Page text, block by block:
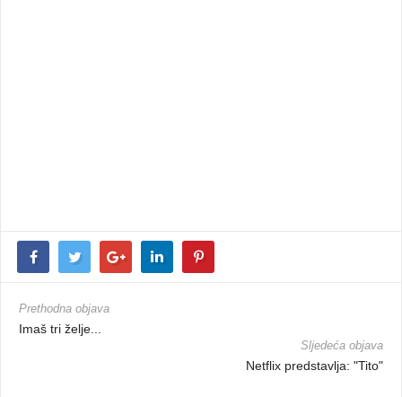
Prethodna objava
Imaš tri želje...
Sljedeća objava
Netflix predstavlja: "Tito"